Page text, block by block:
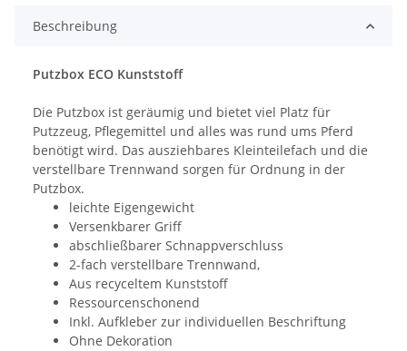
Beschreibung
Putzbox ECO Kunststoff
Die Putzbox ist geräumig und bietet viel Platz für
Putzzeug, Pflegemittel und alles was rund ums Pferd
benötigt wird. Das ausziehbares Kleinteilefach und die
verstellbare Trennwand sorgen für Ordnung in der
Putzbox.
leichte Eigengewicht
Versenkbarer Griff
abschließbarer Schnappverschluss
2-fach verstellbare Trennwand,
Aus recyceltem Kunststoff
Ressourcenschonend
Inkl. Aufkleber zur individuellen Beschriftung
Ohne Dekoration